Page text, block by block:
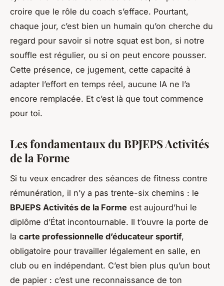
croire que le rôle du coach s’efface. Pourtant,
chaque jour, c’est bien un humain qu’on cherche du
regard pour savoir si notre squat est bon, si notre
souffle est régulier, ou si on peut encore pousser.
Cette présence, ce jugement, cette capacité à
adapter l’effort en temps réel, aucune IA ne l’a
encore remplacée. Et c’est là que tout commence
pour toi.
Les fondamentaux du BPJEPS Activités
de la Forme
Si tu veux encadrer des séances de fitness contre
rémunération, il n’y a pas trente-six chemins : le
BPJEPS Activités de la Forme est aujourd’hui le
diplôme d’État incontournable. Il t’ouvre la porte de
la carte professionnelle d’éducateur sportif,
obligatoire pour travailler légalement en salle, en
club ou en indépendant. C’est bien plus qu’un bout
de papier : c’est une reconnaissance de ton